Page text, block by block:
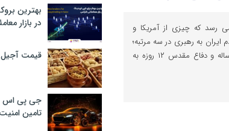
رسد که چیزی از آمریکا و
ایران به رهبری در سه مرتبه؛
پیروزی انقلاب اسلامی، دفاع مقدس ۸ ساله و دفاع مقدس ۱۲ روزه به
بهترین
در بازار
قیمت آجیل
جی پی اس
تامین